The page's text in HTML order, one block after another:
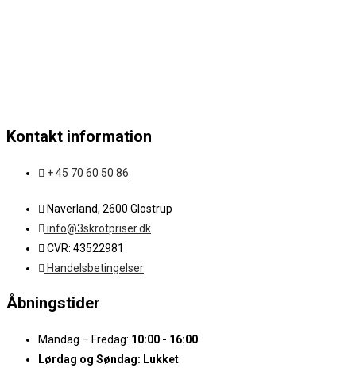
Kontakt information
+ 45 70 60 50 86
Naverland, 2600 Glostrup
info@3skrotpriser.dk
CVR: 43522981
Handelsbetingelser
Åbningstider
Mandag – Fredag: 10:00 - 16:00
Lørdag og Søndag: Lukket